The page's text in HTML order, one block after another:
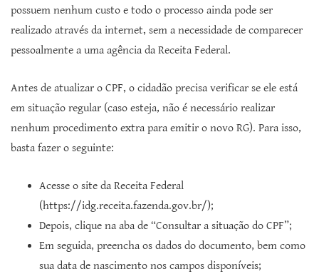
possuem nenhum custo e todo o processo ainda pode ser
realizado através da internet, sem a necessidade de comparecer
pessoalmente a uma agência da Receita Federal.
Antes de atualizar o CPF, o cidadão precisa verificar se ele está
em situação regular (caso esteja, não é necessário realizar
nenhum procedimento extra para emitir o novo RG). Para isso,
basta fazer o seguinte:
Acesse o site da Receita Federal
(https://idg.receita.fazenda.gov.br/);
Depois, clique na aba de “Consultar a situação do CPF”;
Em seguida, preencha os dados do documento, bem como
sua data de nascimento nos campos disponíveis;